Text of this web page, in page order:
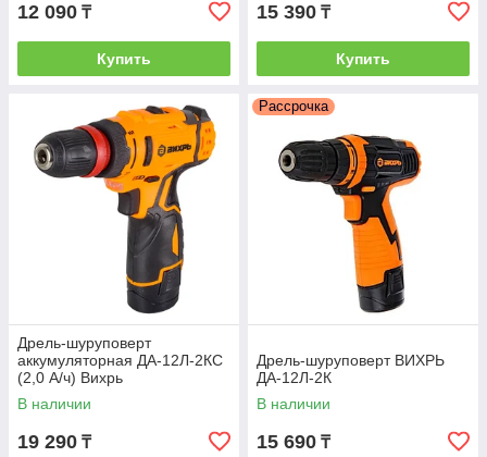
12 090 ₸
Купить
15 390 ₸
Купить
Дрель-шуруповерт
аккумуляторная ДА-12Л-2КC
(2,0 А/ч) Вихрь
В наличии
19 290 ₸
Рассрочка
Дрель-шуруповерт ВИХРЬ
ДА-12Л-2К
В наличии
15 690 ₸